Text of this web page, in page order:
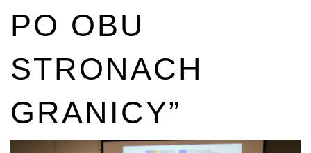
PO OBU
STRONACH
GRANICY”